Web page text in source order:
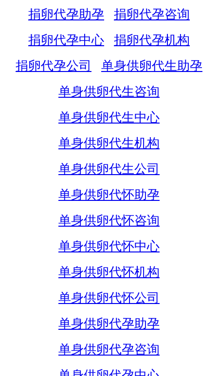
捐卵代孕助孕
捐卵代孕咨询
捐卵代孕中心
捐卵代孕机构
捐卵代孕公司
单身供卵代生助孕
单身供卵代生咨询
单身供卵代生中心
单身供卵代生机构
单身供卵代生公司
单身供卵代怀助孕
单身供卵代怀咨询
单身供卵代怀中心
单身供卵代怀机构
单身供卵代怀公司
单身供卵代孕助孕
单身供卵代孕咨询